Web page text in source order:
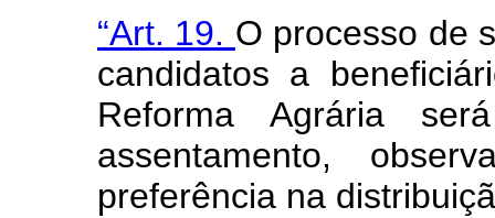
“Art. 19. O processo de
candidatos a
Reforma Agrária
assentamento,
preferência na